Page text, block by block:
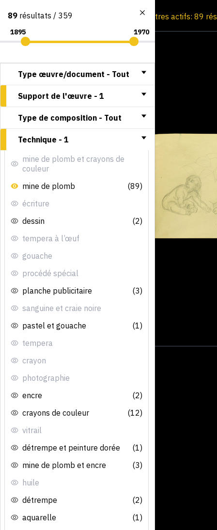
Consultation par image Filtres actifs: 89
89 résultats / 359
Type œuvre/document - Tout
Support de l'œuvre - 1
Type de composition - Tout
Technique - 1
mine de plomb et crayons de
couleur
mine de plomb
(89)
écriture
dessin
(2)
tempera à l’œuf
gouache
procédé spécial
planche publicitaire
(3)
sanguine et craie noire
pastel et gouache
(1)
tempera
crayon
photographie
encre
(2)
crayons de couleur
(12)
vitrail
détrempe et peinture dorée
(1)
mine de plomb et encre
(3)
huile
détrempe
(2)
aquarelle
(1)